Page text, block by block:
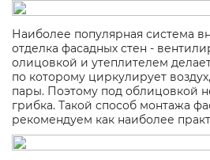
Наиболее популярная система
отделка фасадных стен -
олицовкой и утеплителем
по которому циркулирует
пары. Поэтому под облицовкой
грибка. Такой способ монтажа
рекомендуем как наиболее